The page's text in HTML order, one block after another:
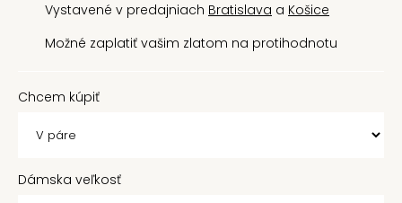
Vystavené v predajniach Bratislava a Košice
Možné zaplatiť vašim zlatom na protihodnotu
Chcem kúpiť
Dámska veľkosť